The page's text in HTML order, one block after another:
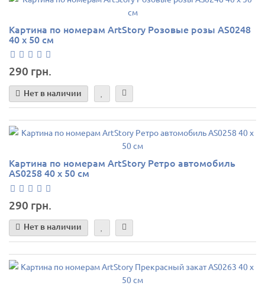
Картина по номерам ArtStory Розовые розы AS0248
40 х 50 см
290 грн.
Нет в наличии
Картина по номерам ArtStory Ретро автомобиль
AS0258 40 х 50 см
290 грн.
Нет в наличии